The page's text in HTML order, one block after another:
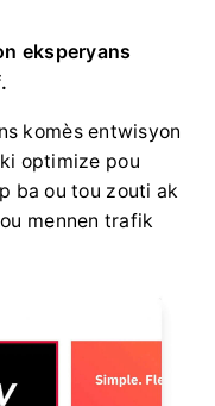
eksperyans
komès entwisyon
optimize pou
ba ou tou zouti ak
mennen trafik